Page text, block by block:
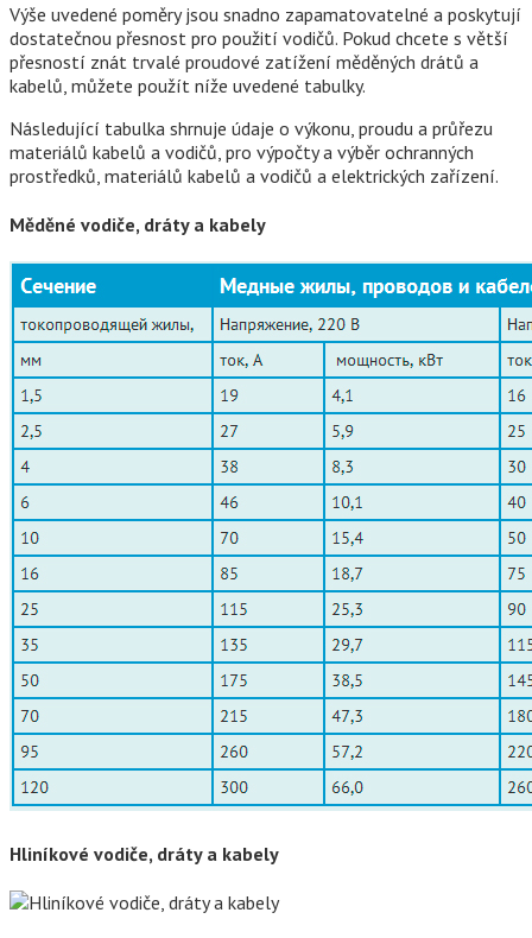
Výše uvedené poměry jsou snadno zapamatovatelné a poskytují
dostatečnou přesnost pro použití vodičů. Pokud chcete s větší
přesností znát trvalé proudové zatížení měděných drátů a
kabelů, můžete použít níže uvedené tabulky.
Následující tabulka shrnuje údaje o výkonu, proudu a průřezu
materiálů kabelů a vodičů, pro výpočty a výběr ochranných
prostředků, materiálů kabelů a vodičů a elektrických zařízení.
Měděné vodiče, dráty a kabely
Hliníkové vodiče, dráty a kabely